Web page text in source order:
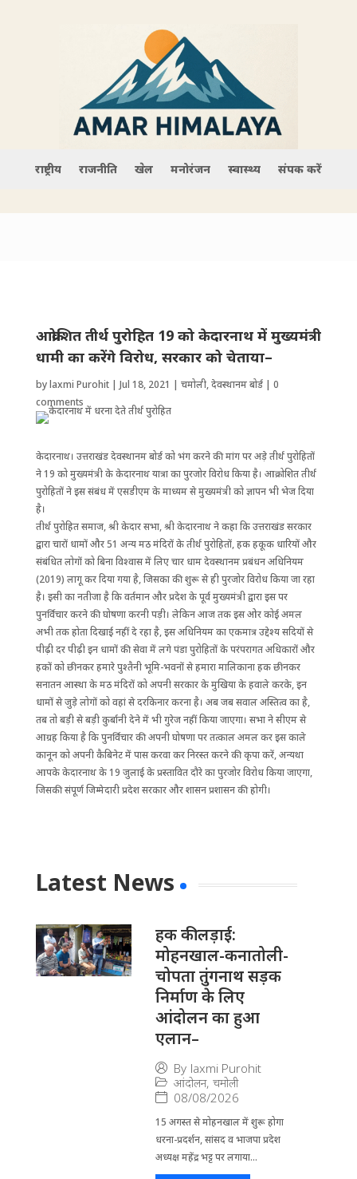
राष्ट्रीय राजनीति खेल मनोरंजन स्वास्थ्य संपर्क करें
आक्रोशित तीर्थ पुरोहित 19 को केदारनाथ में मुख्यमंत्री
धामी का करेंगे विरोध, सरकार को चेताया–
bylaxmi Purohit| Jul 18, 2021 | चमोली,देवस्थानम बोर्ड| 0
comments
केदारनाथ। उत्तराखंड देवस्थानम बोर्ड को भंग करने की मांग पर अड़े तीर्थ पुरोहितों
ने 19 को मुख्यमंत्री के केदारनाथ यात्रा का पुरजोर विरोध किया है। आक्रोशित तीर्थ
पुरोहितों ने इस संबंध में एसडीएम के माध्यम से मुख्यमंत्री को ज्ञापन भी भेज दिया
है।
तीर्थ पुरोहित समाज, श्री केदार सभा, श्री केदारनाथ ने कहा कि उत्तराखंड सरकार
द्वारा चारों धामों और 51 अन्य मठ मंदिरों के तीर्थ पुरोहितों, हक हकूक धारियों और
संबंधित लोगों को बिना विश्वास में लिए चार धाम देवस्थानम प्रबंधन अधिनियम
(2019) लागू कर दिया गया है, जिसका की शुरू से ही पुरजोर विरोध किया जा रहा
है। इसी का नतीजा है कि वर्तमान और प्रदेश के पूर्व मुख्यमंत्री द्वारा इस पर
पुनर्विचार करने की घोषणा करनी पड़ी। लेकिन आज तक इस ओर कोई अमल
अभी तक होता दिखाई नहीं दे रहा है, इस अधिनियम का एकमात्र उद्देश्य सदियों से
पीढ़ी दर पीढ़ी इन धामों की सेवा में लगे पंडा पुरोहितों के परंपरागत अधिकारों और
हकों को छीनकर हमारे पुश्तैनी भूमि-भवनों से हमारा मालिकाना हक छीनकर
सनातन आस्था के मठ मंदिरों को अपनी सरकार के मुखिया के हवाले करके, इन
धामों से जुड़े लोगों को वहां से दरकिनार करना है। अब जब सवाल अस्तित्व का है,
तब तो बड़ी से बड़ी कुर्बानी देने में भी गुरेज नहीं किया जाएगा। सभा ने सीएम से
आग्रह किया है कि पुनर्विचार की अपनी घोषणा पर तत्काल अमल कर इस काले
कानून को अपनी कैबिनेट में पास करवा कर निरस्त करने की कृपा करें, अन्यथा
आपके केदारनाथ के 19 जुलाई के प्रस्तावित दौरे का पुरजोर विरोध किया जाएगा,
जिसकी संपूर्ण जिम्मेदारी प्रदेश सरकार और शासन प्रशासन की होगी।
Latest News
हक की लड़ाई:
मोहनखाल-कनातोली-
चोपता तुंगनाथ सड़क
निर्माण के लिए
आंदोलन का हुआ
एलान–
By laxmi Purohit
आंदोलन, चमोली
08/08/2026
15 अगस्त से मोहनखाल में शुरू होगा
धरना-प्रदर्शन, सांसद व भाजपा प्रदेश
अध्यक्ष महेंद्र भट्ट पर लगाया...